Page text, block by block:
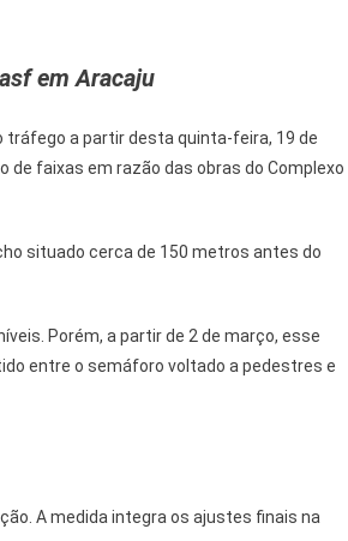
em Aracaju
a partir desta quinta-feira, 19 de
de faixas em razão das obras do Complexo
situado cerca de 150 metros antes do
Porém, a partir de 2 de março, esse
entre o semáforo voltado a pedestres e
A medida integra os ajustes finais na